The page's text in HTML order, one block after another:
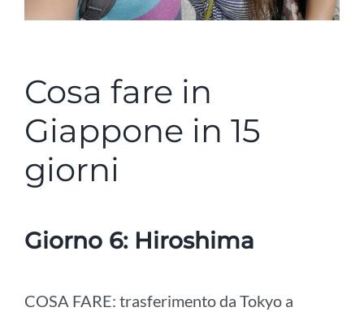
Cosa fare in
Giappone in 15
giorni
Giorno 6: Hiroshima
COSA FARE: trasferimento da Tokyo a